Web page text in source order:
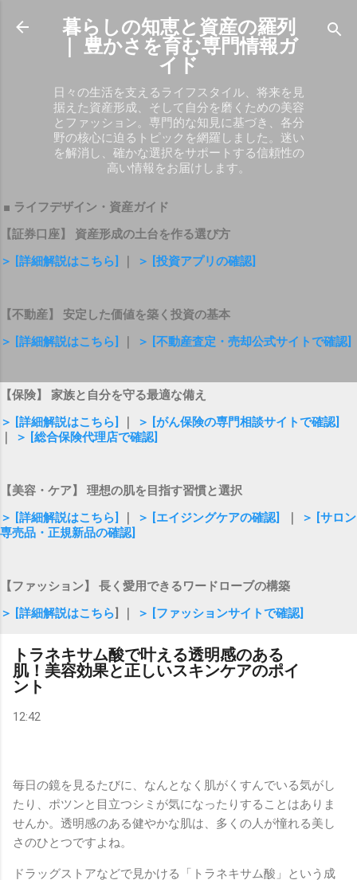
スキップしてメイン コンテンツに移動
暮らしの知恵と資産の羅列
｜ 豊かさを育む専門情報ガ
イド
日々の生活を支えるライフスタイル、将来を見
据えた資産形成、そして自分を磨くための美容
とファッション。専門的な知見に基づき、各分
野の核心に迫るトピックを網羅しました。迷い
を解消し、確かな選択をサポートする信頼性の
高い情報をお届けします。
■ ライフデザイン・資産ガイド
【証券口座】 資産形成の土台を作る選び方
＞ [詳細解説はこちら]
＞ [投資アプリの確認]
【不動産】 安定した価値を築く投資の基本
＞ [詳細解説はこちら]
＞ [不動産査定・売却公式サイトで確認]
【保険】 家族と自分を守る最適な備え
＞ [詳細解説はこちら]
＞ [がん保険の専門相談サイトで確認]
＞ [総合保険代理店で確認]
【美容・ケア】 理想の肌を目指す習慣と選択
＞ [詳細解説はこちら]
＞ [エイジングケアの確認]
＞ [サロン
専売品・正規新品の確認]
【ファッション】 長く愛用できるワードローブの構築
＞ [詳細解説はこちら] ｜ ＞ [ファッションサイトで確認]
トラネキサム酸で叶える透明感のある
肌！美容効果と正しいスキンケアのポイ
ント
12:42
毎日の鏡を見るたびに、なんとなく肌がくすんでいる気がし
たり、ポツンと目立つシミが気になったりすることはありま
せんか。透明感のある健やかな肌は、多くの人が憧れる美し
さのひとつですよね。
ドラッグストアなどで見かける「トラネキサム酸」という成